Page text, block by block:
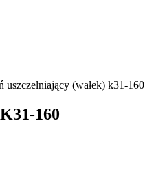
uszczelniający (wałek) k31-160
160